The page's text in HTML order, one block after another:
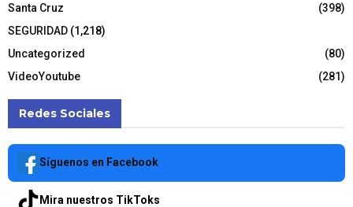
Santa Cruz
(398)
SEGURIDAD (1,218)
Uncategorized
(80)
VideoYoutube
(281)
Redes Sociales
Síguenos en Facebook
Mira nuestros TikToks